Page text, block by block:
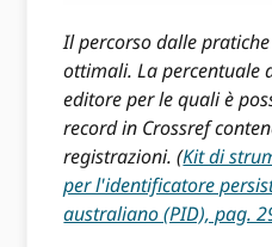
Il percorso dalle
ottimali. La percentuale
editore per le quali è
record in Crossref
registrazioni. (Kit di
per l'identificatore
australiano (PID), pag.